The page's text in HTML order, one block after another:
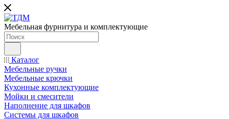
Мебельная фурнитура и комплектующие
Каталог
Мебельные ручки
Мебельные крючки
Кухонные комплектующие
Мойки и смесители
Наполнение для шкафов
Cистемы для шкафов